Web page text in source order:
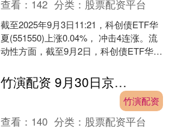
查看： 142 分类： 股票配资平台
截至2025年9月3日11:21，科创债ETF华
夏(551550)上涨0.04%， 冲击4连涨。流
动性方面，截至9月2日，科创债ETF华夏
竹演配资 9月30日京源转债上涨01%，转股溢价率2336%
竹演配资
查看： 140 分类： 股票配资平台